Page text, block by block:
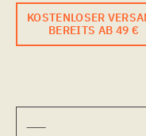
KOSTENLOSER
BEREITS AB 49 €